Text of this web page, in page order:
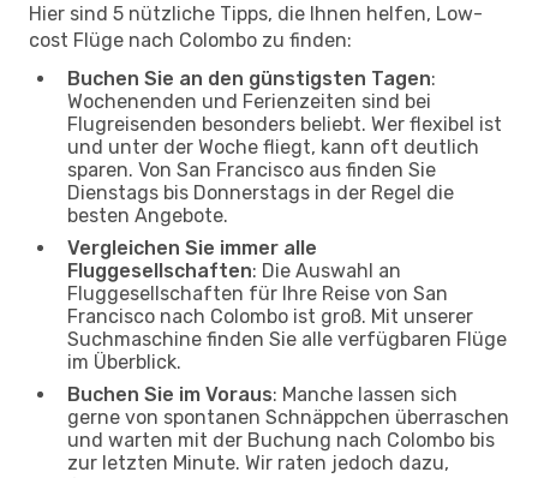
Hier sind 5 nützliche Tipps, die Ihnen helfen, Low-
cost Flüge nach Colombo zu finden:
Buchen Sie an den günstigsten Tagen:
Wochenenden und Ferienzeiten sind bei
Flugreisenden besonders beliebt. Wer flexibel ist
und unter der Woche fliegt, kann oft deutlich
sparen. Von San Francisco aus finden Sie
Dienstags bis Donnerstags in der Regel die
besten Angebote.
Vergleichen Sie immer alle
Fluggesellschaften: Die Auswahl an
Fluggesellschaften für Ihre Reise von San
Francisco nach Colombo ist groß. Mit unserer
Suchmaschine finden Sie alle verfügbaren Flüge
im Überblick.
Buchen Sie im Voraus: Manche lassen sich
gerne von spontanen Schnäppchen überraschen
und warten mit der Buchung nach Colombo bis
zur letzten Minute. Wir raten jedoch dazu,